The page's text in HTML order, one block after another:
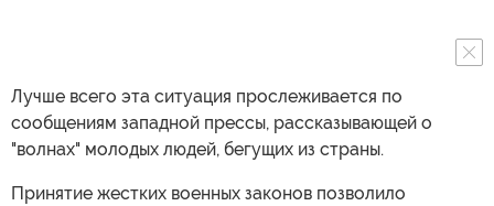
Лучше всего эта ситуация прослеживается по
сообщениям западной прессы, рассказывающей о
"волнах" молодых людей, бегущих из страны.
Принятие жестких военных законов позволило